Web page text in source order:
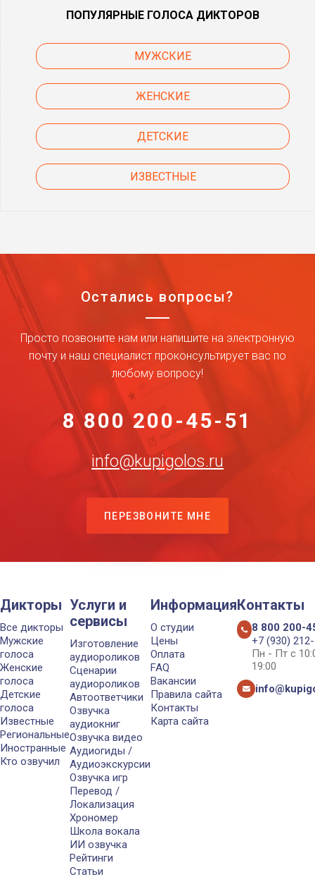
ПОПУЛЯРНЫЕ ГОЛОСА ДИКТОРОВ
МУЖСКИЕ
ЖЕНСКИЕ
ДЕТСКИЕ
ИЗВЕСТНЫЕ
Остались вопросы?
Просто позвоните нам или напишите на электронную
почту и наш специалист проконсультирует вас по
любому вопросу!
8 800 200-45-51
info@kupigolos.ru
ПЕРЕЗВОНИТЕ МНЕ
Дикторы
Все дикторы
Мужские
голоса
Женские
голоса
Детские
голоса
Известные
Региональные
Иностранные
Кто озвучил
Услуги и
сервисы
Изготовление
аудиороликов
Сценарии
аудиороликов
Автоответчики
Озвучка
аудиокниг
Озвучка видео
Аудиогиды /
Аудиоэкскурсии
Озвучка игр
Перевод /
Локализация
Хрономер
Школа вокала
ИИ озвучка
Рейтинги
Статьи
Информация
О студии
Цены
Оплата
FAQ
Вакансии
Правила сайта
Контакты
Карта сайта
Контакты
8 800 200-
+7 (930)
Пн - Пт с
19:00